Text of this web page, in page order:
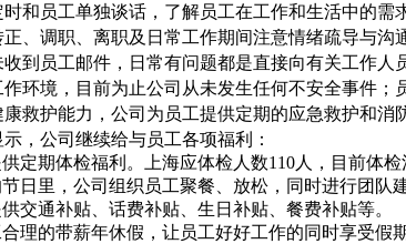
和员工单独谈话，了解员工在工作和生活中的需
、调职、离职及日常工作期间注意情绪疏导与沟
到员工邮件，日常有问题都是直接向有关工作人
环境，目前为止公司从未发生任何不安全事件
救护能力，公司为员工提供定期的应急救护和消
，公司继续给与员工各项福利：
定期体检福利。上海应体检人数110人，目前体
日里，公司组织员工聚餐、放松，同时进行团队
交通补贴、话费补贴、生日补贴、餐费补贴等。
理的带薪年休假，让员工好好工作的同时享受假